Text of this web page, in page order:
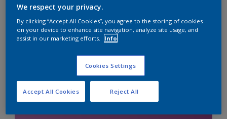
te bestellen. Houd de website in de gaten, we werken
Boodschappenlijst
We respect your privacy.
By clicking “Accept All Cookies”, you agree to the storing of cookies
on your device to enhance site navigation, analyze site usage, and
assist in our marketing efforts.
Info
Cookies Settings
Reject All
Accept All Cookies